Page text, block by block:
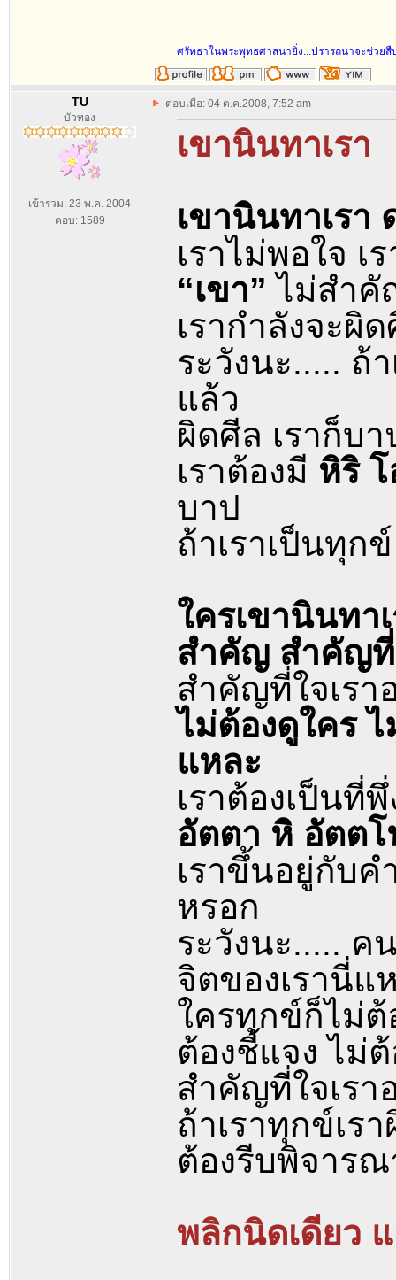
ศรัทธาในพระพุทธศาสนายิ่ง...ปรารถนาจะช่วย
TU
บัวทอง
เข้าร่วม: 23 พ.ค. 2004
ตอบ: 1589
ตอบเมื่อ: 04 ต.ค.2008, 7:52 am
เขานินทาเรา
เขานินทาเรา
เราไม่พอใจ
“เขา” ไม่สำ
เรากำลังจะผิ
ระวังนะ..... ถ้
แล้ว
ผิดศีล เราก็บ
เราต้องมี หิริ
บาป
ถ้าเราเป็นทุก
ใครเขานินทา
สำคัญ สำคัญที่
สำคัญที่ใจเรา
ไม่ต้องดูใคร
แหละ
เราต้องเป็นที่พึ่
อัตตา หิ อัตต
เราขึ้นอยู่กับ
หรอก
ระวังนะ.....
จิตของเรานี่แ
ใครทุกข์ก็ไม่ต้
ต้องชี้แจง ไม่
สำคัญที่ใจเรา
ถ้าเราทุกข์เร
ต้องรีบพิจาร
พลิกนิดเดียว